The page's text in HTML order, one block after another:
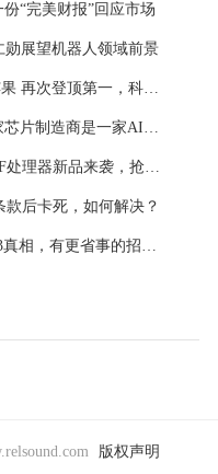
“完美财报”回应市场
展望机器人领域前景
英伟达总市值达3.36万亿美元 超越苹果 再次登顶第一，科技巨头英伟达市值超越苹果成为全球市值最高公司
分析师建议买入英伟达股票 因为这家芯片制造商是一家AI公司
今晚8点预售开启！AMD 锐龙5 9500F处理器新品来袭，抢先预订最新处理器
款后卡死，如何解决？
没人敢逆向Windows？5000万行代码3真相，有更省事的招：Windows逆向工程的秘密揭秘
版权声明